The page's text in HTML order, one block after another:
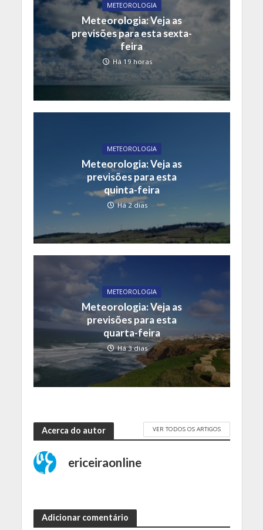
METEOROLOGIA
Meteorologia: Veja as
previsões para esta sexta-
feira
Há 19 horas
METEOROLOGIA
Meteorologia: Veja as
previsões para esta
quinta-feira
Há 2 dias
METEOROLOGIA
Meteorologia: Veja as
previsões para esta
quarta-feira
Há 3 dias
Acerca do autor VER TODOS OS ARTIGOS
ericeiraonline
Adicionar comentário